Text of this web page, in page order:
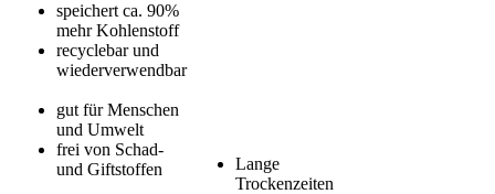
speichert ca. 90%
mehr Kohlenstoff
recyclebar und
wiederverwendbar
gut für Menschen
und Umwelt
frei von Schad-
und Giftstoffen
Lange
Trockenzeiten